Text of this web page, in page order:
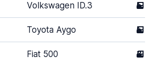
Volkswagen ID.3 5
Toyota Aygo 5
Fiat 500 3